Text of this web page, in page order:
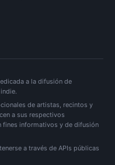
a la difusión de
de artistas, recintos y
a sus respectivos
fines informativos y de difusión
a través de APIs públicas